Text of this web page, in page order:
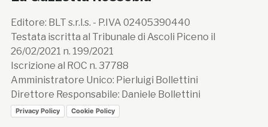
Editore: BLT s.r.l.s. - P.IVA 02405390440
Testata iscritta al Tribunale di Ascoli Piceno il
26/02/2021 n. 199/2021
Iscrizione al ROC n. 37788
Amministratore Unico: Pierluigi Bollettini
Direttore Responsabile: Daniele Bollettini
Privacy Policy Cookie Policy